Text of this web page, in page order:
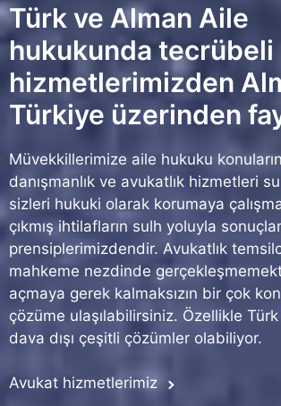
Türk ve Alman Aile
hukukunda tecrübeli
hizmetlerimizden
Türkiye üzerinden
Müvekkillerimize aile hukuku
danışmanlık ve avukatlık hizmetleri
sizleri hukuki olarak korumaya
çıkmış ihtilafların sulh yoluyla
prensiplerimizdendir. Avukatlık
mahkeme nezdinde
açmaya gerek kalmaksızın bir çok
çözüme ulaşılabilirsiniz. Özellikle
dava dışı çeşitli çözümler olabiliyor.
Avukat hizmetlerimiz